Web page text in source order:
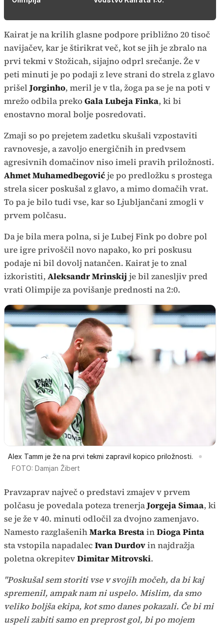
Kairat je na krilih glasne podpore približno 20 tisoč
navijačev, kar je štirikrat več, kot se jih je zbralo na
prvi tekmi v Stožicah, sijajno odprl srečanje. Že v
peti minuti je po podaji z leve strani do strela z glavo
prišel Jorginho, meril je v tla, žoga pa se je na poti v
mrežo odbila prekoGala Lubeja Finka, ki bi
enostavno moral bolje posredovati.
Zmaji so po prejetem zadetku skušali vzpostaviti
ravnovesje, a zavoljo energičnih in predvsem
agresivnih domačinov niso imeli pravih priložnosti.
Ahmet Muhamedbegovićje po predložku s prostega
strela sicer poskušal z glavo, a mimo domačih vrat.
To pa je bilo tudi vse, kar so Ljubljančani zmogli v
prvem polčasu.
Da je bila mera polna, si je Lubej Fink po dobre pol
ure igre privoščil novo napako, ko pri poskusu
podaje ni bil dovolj natančen. Kairat je to znal
izkoristiti, Aleksandr Mrinskij je bil zanesljiv pred
vrati Olimpije za povišanje prednosti na 2:0.
Alex Tamm je že na prvi tekmi zapravil kopico priložnosti.
FOTO: Damjan Žibert
Pravzaprav največ o predstavi zmajev v prvem
polčasu je povedala poteza trenerjaJorgeja Simaa, ki
se je že v 40. minuti odločil za dvojno zamenjavo.
Namesto razglašenihMarka BrestainDioga Pinta
sta vstopila napadalecIvan Durdovin najdražja
poletna okrepitevDimitar Mitrovski.
"Poskušal sem storiti vse v svojih močeh, da bi kaj
spremenil, ampak nam ni uspelo. Mislim, da smo
veliko boljša ekipa, kot smo danes pokazali. Če bi mi
uspeli zabiti samo en preprost gol, bi po mojem